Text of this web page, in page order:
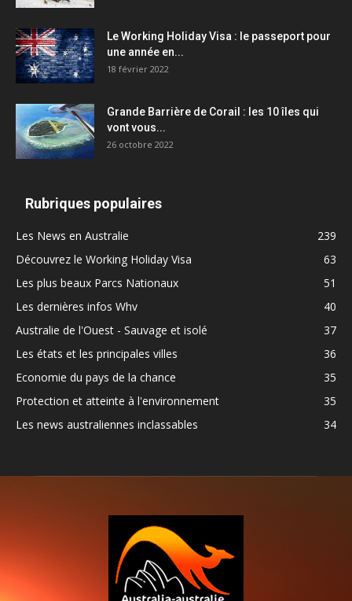
Le Working Holiday Visa : le passeport pour
une année en...
18 février 2022
Grande Barrière de Corail : les 10 îles qui
vont vous...
26 octobre 2022
Rubriques populaires
Les News en Australie
239
Découvrez le Working Holiday Visa
63
Les plus beaux Parcs Nationaux
51
Les dernières infos Whv
40
Australie de l'Ouest - Sauvage et isolé
37
Les états et les principales villes
36
Economie du pays de la chance
35
Protection et atteinte à l'environnement
35
Les news australiennes inclassables
34